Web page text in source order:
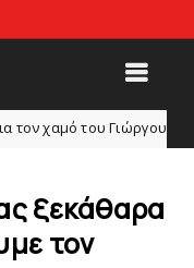
Mαρσέλλου slide
ξεκάθαρα
τον